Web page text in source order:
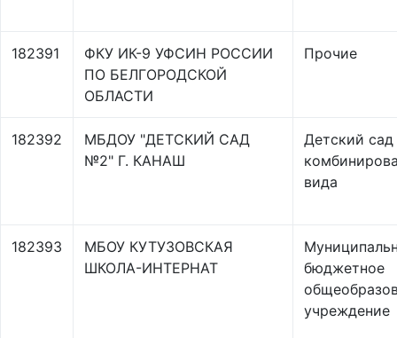
182391
ФКУ ИК-9 УФСИН РОССИИ
ПО БЕЛГОРОДСКОЙ
ОБЛАСТИ
Прочие
182392
МБДОУ "ДЕТСКИЙ САД
№2" Г. КАНАШ
Детский сад
вида
182393
МБОУ КУТУЗОВСКАЯ
ШКОЛА-ИНТЕРНАТ
бюджетное
учреждение